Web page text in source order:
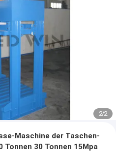
2/2
Maschine der Taschen-
Tonnen 30 Tonnen 15Mpa